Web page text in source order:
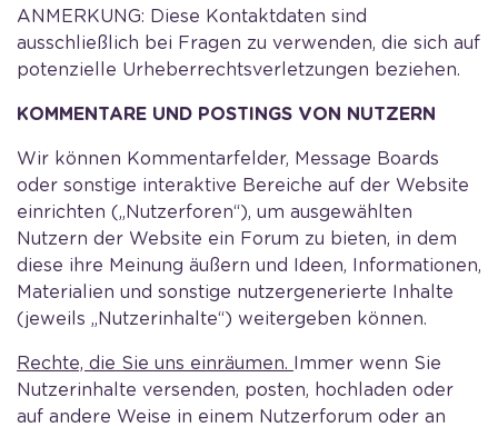
ANMERKUNG: Diese Kontaktdaten sind
ausschließlich bei Fragen zu verwenden, die sich auf
potenzielle Urheberrechtsverletzungen beziehen.
KOMMENTARE UND POSTINGS VON NUTZERN
Wir können Kommentarfelder, Message Boards
oder sonstige interaktive Bereiche auf der Website
einrichten („Nutzerforen“), um ausgewählten
Nutzern der Website ein Forum zu bieten, in dem
diese ihre Meinung äußern und Ideen, Informationen,
Materialien und sonstige nutzergenerierte Inhalte
(jeweils „Nutzerinhalte“) weitergeben können.
Rechte, die Sie uns einräumen.
Immer wenn Sie
Nutzerinhalte versenden, posten, hochladen oder
auf andere Weise in einem Nutzerforum oder an